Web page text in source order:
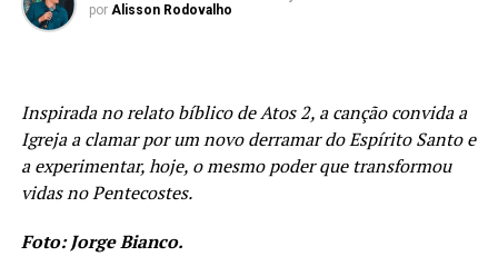
por Alisson Rodovalho
Inspirada no relato bíblico de Atos 2, a canção convida a
Igreja a clamar por um novo derramar do Espírito Santo e
a experimentar, hoje, o mesmo poder que transformou
vidas no Pentecostes.
Foto: Jorge Bianco.